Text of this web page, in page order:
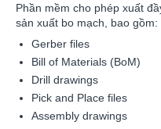
Phần mềm cho phép xuất
sản xuất bo mạch, bao gồm:
Gerber files
Bill of Materials (BoM)
Drill drawings
Pick and Place files
Assembly drawings